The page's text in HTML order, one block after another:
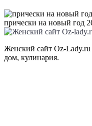
прически на новый год
Женский сайт Oz-Lady.ru
дом, кулинария.